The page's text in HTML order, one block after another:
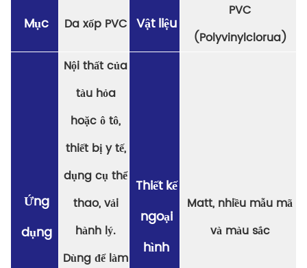
Mục Da xốp PVC Vật liệu
PVC
(Polyvinylclorua)
Ứng
dụng
Nội thất của
tàu hỏa
hoặc ô tô,
thiết bị y tế,
dụng cụ thể
thao, vải
hành lý.
Dùng để làm
Thiết kế
ngoại
hình
Matt, nhiều mẫu mã
và màu sắc